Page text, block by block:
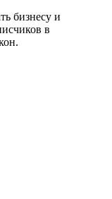
бизнесу и
в